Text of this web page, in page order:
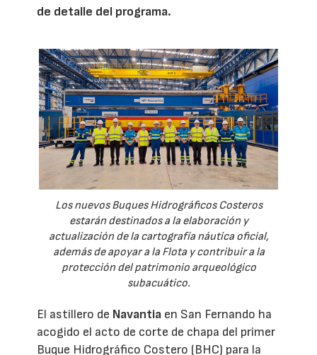
de detalle del programa.
Los nuevos Buques Hidrográficos Costeros
estarán destinados a la elaboración y
actualización de la cartografía náutica oficial,
además de apoyar a la Flota y contribuir a la
protección del patrimonio arqueológico
subacuático.
El astillero de Navantia en San Fernando ha
acogido el acto de corte de chapa del primer
Buque Hidrográfico Costero (BHC) para la